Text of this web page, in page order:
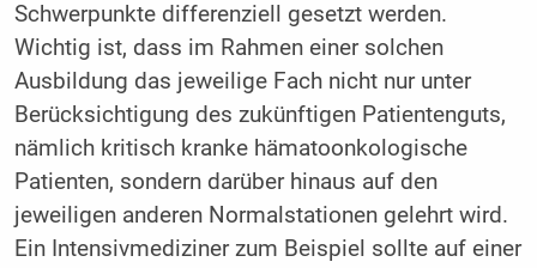
Schwerpunkte differenziell gesetzt werden.
Wichtig ist, dass im Rahmen einer solchen
Ausbildung das jeweilige Fach nicht nur unter
Berücksichtigung des zukünftigen Patientenguts,
nämlich kritisch kranke hämatoonkologische
Patienten, sondern darüber hinaus auf den
jeweiligen anderen Normalstationen gelehrt wird.
Ein Intensivmediziner zum Beispiel sollte auf einer